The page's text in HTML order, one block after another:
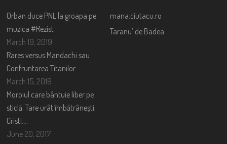
Orban duce PNL la groapa pe
muzica #Rezist
March 19, 2019
Rares versus Mandachi sau
Confruntarea Titanilor
March 15, 2019
Moroiul care bântuie liber pe
sticlă. Tare urât îmbătrânești,
Cristi….
June 20, 2017
mana.ciutacu.ro
Taranu’ de Badea